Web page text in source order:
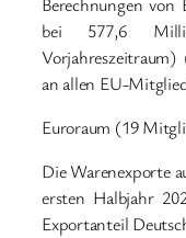
bei 577,6
an allen EU-
Euroraum (19
Die Warenexporte
ersten Halbjahr
Exportanteil